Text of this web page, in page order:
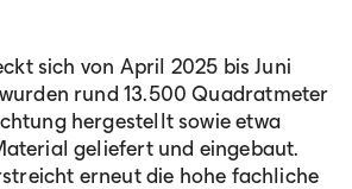
sich von April 2025 bis Juni
rund 13.500 Quadratmeter
hergestellt sowie etwa
geliefert und eingebaut.
erneut die hohe fachliche